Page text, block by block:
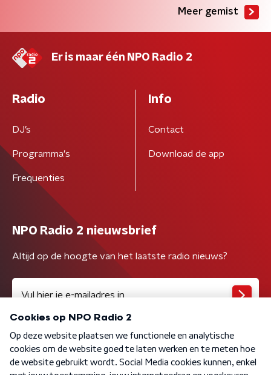
Meer gemist
Er is maar één NPO Radio 2
Radio
DJ’s
Programma's
Frequenties
Info
Contact
Download de app
NPO Radio 2 nieuwsbrief
Altijd op de hoogte van het laatste radio nieuws?
Algemene voorwaarden